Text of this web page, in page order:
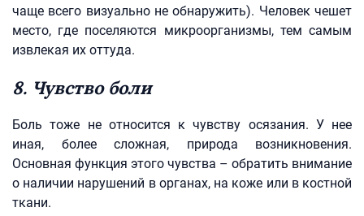
чаще всего визуально не обнаружить). Человек чешет
место, где поселяются микроорганизмы, тем самым
извлекая их оттуда.
8. Чувство боли
Боль тоже не относится к чувству осязания. У нее
иная, более сложная, природа возникновения.
Основная функция этого чувства – обратить внимание
о наличии нарушений в органах, на коже или в костной
ткани.